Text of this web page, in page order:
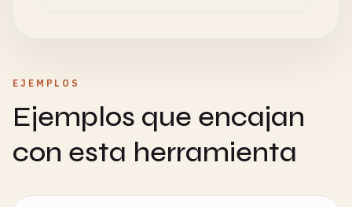
EJEMPLOS
Ejemplos que encajan
con esta herramienta